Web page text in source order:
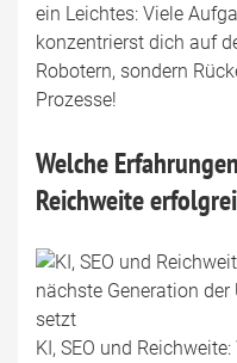
ein Leichtes: Viele
konzentrierst dich auf
Robotern, sondern
Prozesse!
Welche
Reichweite
KI, SEO und